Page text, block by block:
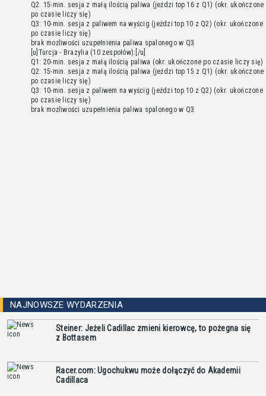
Q2: 15-min. sesja z małą ilością paliwa (jeździ top 16 z Q1) (okr. ukończone
po czasie liczy się)
Q3: 10-min. sesja z paliwem na wyścig (jeździ top 10 z Q2) (okr. ukończone
po czasie liczy się)
brak możliwości uzupełnienia paliwa spalonego w Q3
[u]Turcja - Brazylia (10 zespołów):[/u]
Q1: 20-min. sesja z małą ilością paliwa (okr. ukończone po czasie liczy się)
Q2: 15-min. sesja z małą ilością paliwa (jeździ top 15 z Q1) (okr. ukończone
po czasie liczy się)
Q3: 10-min. sesja z paliwem na wyścig (jeździ top 10 z Q2) (okr. ukończone
po czasie liczy się)
brak możliwości uzupełnienia paliwa spalonego w Q3
NAJNOWSZE WYDARZENIA
Steiner: Jeżeli Cadillac zmieni kierowcę, to pożegna się
z Bottasem
Racer.com: Ugochukwu może dołączyć do Akademii
Cadillaca